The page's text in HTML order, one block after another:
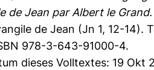
de Jean par Albert le Grand.
de Jean (Jn 1, 12-14).
978-3-643-91000-4.
dieses Volltextes: 19 Okt